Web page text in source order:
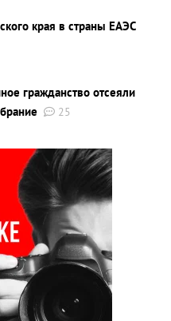
края в страны ЕАЭС
гражданство отсеяли
25